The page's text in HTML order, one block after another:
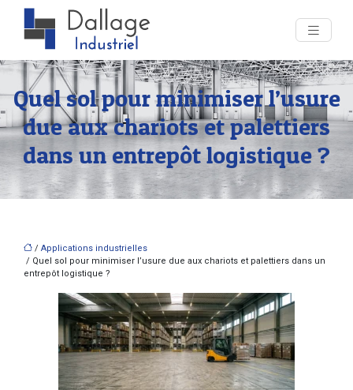
Quel sol pour minimiser l’usure
due aux chariots et palettiers
dans un entrepôt logistique ?
/ Applications industrielles
/ Quel sol pour minimiser l’usure due aux chariots et palettiers dans un
entrepôt logistique ?